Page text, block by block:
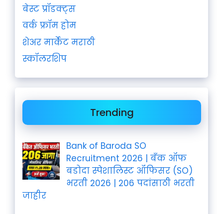
बेस्ट प्रॉडक्ट्स
वर्क फ्रॉम होम
शेअर मार्केट मराठी
स्कॉलरशिप
Trending
Bank of Baroda SO
Recruitment 2026 | बँक ऑफ
बडोदा स्पेशालिस्ट ऑफिसर (SO)
भरती 2026 | 206 पदांसाठी भरती
जाहीर